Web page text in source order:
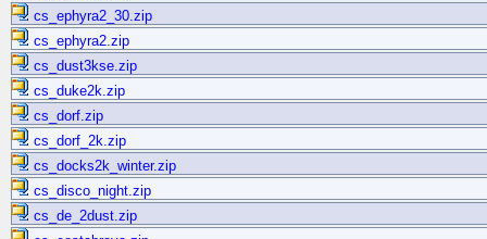
cs_ephyra2_30.zip
cs_ephyra2.zip
cs_dust3kse.zip
cs_duke2k.zip
cs_dorf.zip
cs_dorf_2k.zip
cs_docks2k_winter.zip
cs_disco_night.zip
cs_de_2dust.zip